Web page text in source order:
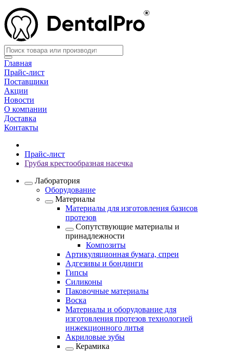
Главная
Прайс-лист
Поставщики
Акции
Новости
О компании
Доставка
Контакты
Прайс-лист
Грубая крестообразная насечка
Лаборатория
Оборудование
Материалы
Материалы для изготовления базисов
протезов
Сопутствующие материалы и
принадлежности
Композиты
Артикуляционная бумага, спреи
Адгезивы и бондинги
Гипсы
Силиконы
Паковочные материалы
Воска
Материалы и оборудование для
изготовления протезов технологией
инжекционного литья
Акриловые зубы
Керамика